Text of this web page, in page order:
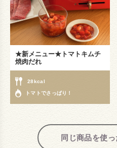
★新メニュー★トマトキムチ
焼肉だれ
28kcal
トマトでさっぱり！
同じ商品を使